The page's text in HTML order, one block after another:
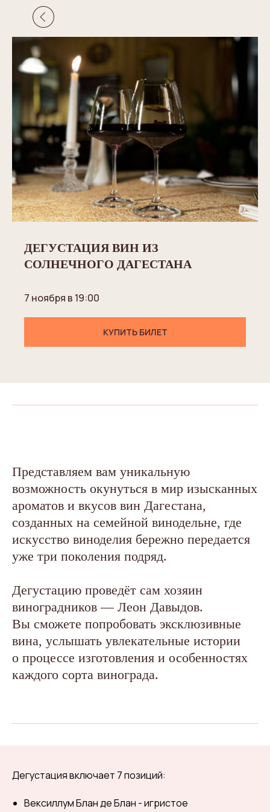
ДЕГУСТАЦИЯ ВИН ИЗ
СОЛНЕЧНОГО ДАГЕСТАНА
7 ноября в 19:00
КУПИТЬ БИЛЕТ
Представляем вам уникальную
возможность окунуться в мир изысканных
ароматов и вкусов вин Дагестана,
созданных на семейной винодельне, где
искусство виноделия бережно передается
уже три поколения подряд.
Дегустацию проведёт сам хозяин
виноградников — Леон Давыдов.
Вы сможете попробовать эксклюзивные
вина, услышать увлекательные истории
о процессе изготовления и особенностях
каждого сорта винограда.
Дегустация включает 7 позиций:
Вексиллум Блан де Блан - игристое